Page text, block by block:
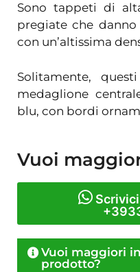
Sono tappeti di
pregiate che
con un’altissima
Solitamente,
medaglione
blu, con bordi
Vuoi
Scrivici
Vuoi maggiori
prodotto?